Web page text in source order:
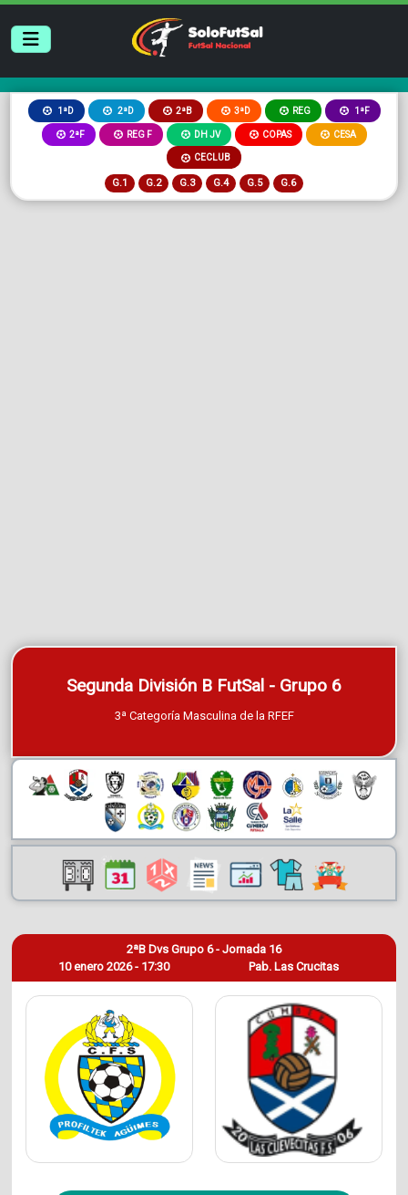
1ªD 2ªD 2ªB 3ªD REG 1ªF
2ªF REG F DH JV COPAS CESA
CECLUB
G.1 G.2 G.3 G.4 G.5 G.6
Segunda División B FutSal - Grupo 6
3ª Categoría Masculina de la RFEF
10 enero 2026 - 17:30
2ªB Dvs Grupo 6 - Jornada 16
Pab. Las Crucitas